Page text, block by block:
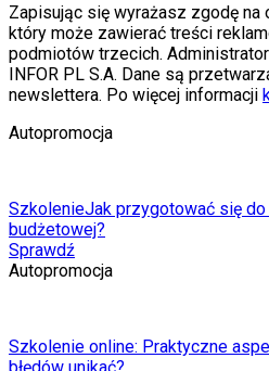
Zapisując się wyrażasz zgodę
który może zawierać treści
podmiotów trzecich.
INFOR PL S.A. Dane są
newslettera. Po więcej informacji
Autopromocja
SzkolenieJak przygotować się
budżetowej?
Sprawdź
Autopromocja
Szkolenie online: Praktyczne
błędów unikać?